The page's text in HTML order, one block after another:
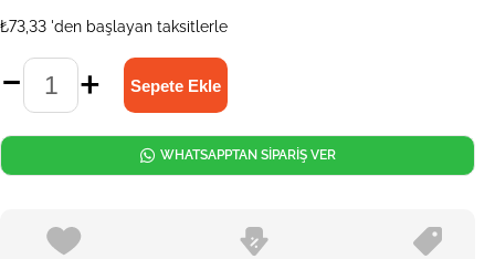
₺73,33 'den başlayan taksitlerle
WHATSAPPTAN SİPARİŞ VER